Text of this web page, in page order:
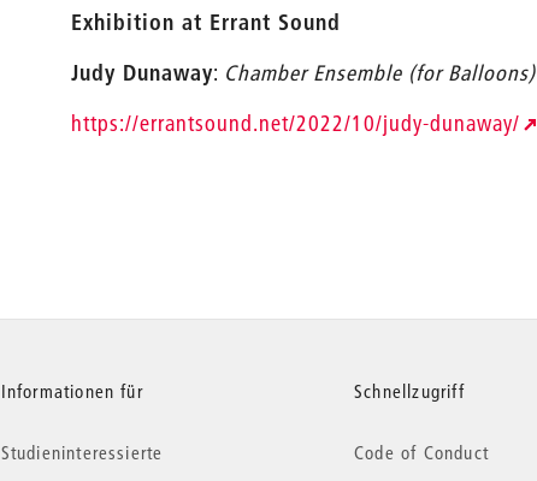
Exhibition at Errant Sound
Judy Dunaway: Chamber Ensemble (for Balloons)
https://errantsound.net/2022/10/judy-dunaway/
Informationen für
Studieninteressierte
Schnellzugriff
Code of Conduct